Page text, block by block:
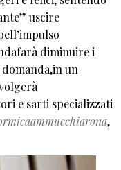
uscire
diminuire i
un
e sarti specializzati
,